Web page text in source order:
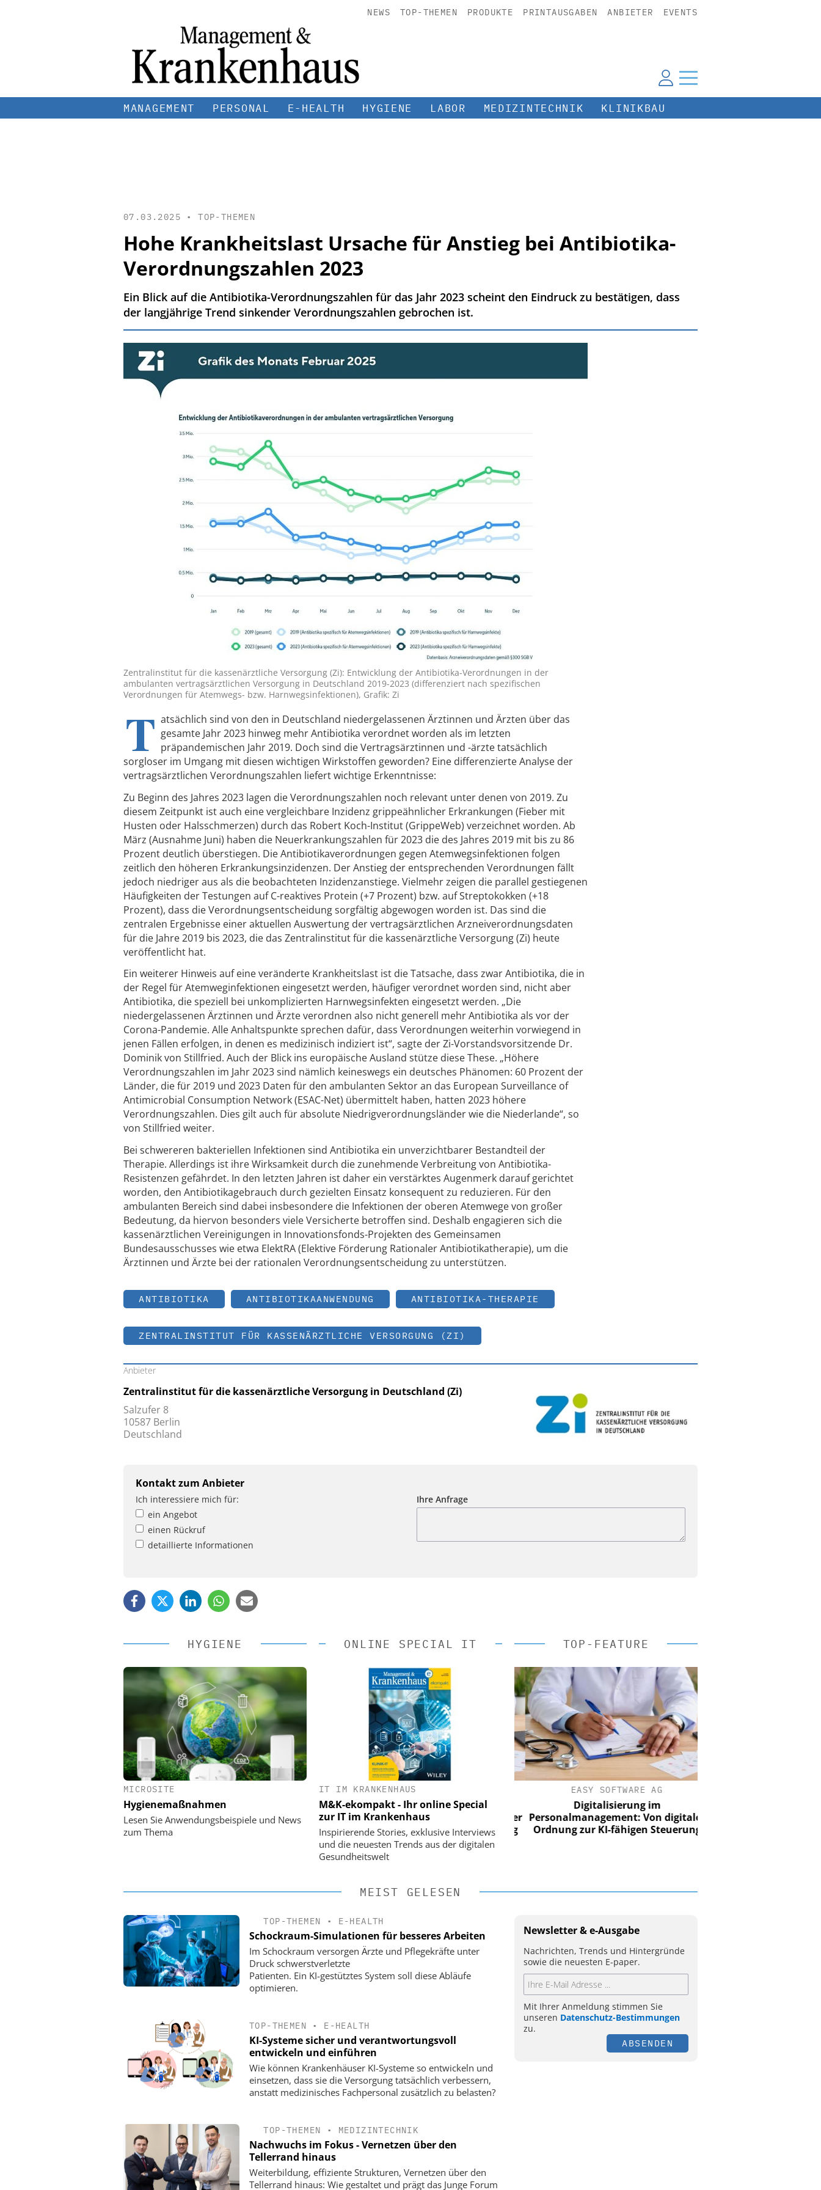
NEWS TOP-THEMEN PRODUKTE PRINTAUSGABEN ANBIETER EVENTS
MANAGEMENT PERSONAL E-HEALTH HYGIENE LABOR MEDIZINTECHNIK KLINIKBAU
07.03.2025 •TOP-THEMEN
Hohe Krankheitslast Ursache für Anstieg bei Antibiotika-
Verordnungszahlen 2023
Ein Blick auf die Antibiotika-Verordnungszahlen für das Jahr 2023 scheint den Eindruck zu bestätigen, dass
der langjährige Trend sinkender Verordnungszahlen gebrochen ist.
Zentralinstitut für die kassenärztliche Versorgung (Zi): Entwicklung der Antibiotika-Verordnungen in der
ambulanten vertragsärztlichen Versorgung in Deutschland 2019-2023 (differenziert nach spezifischen
Verordnungen für Atemwegs- bzw. Harnwegsinfektionen), Grafik: Zi
T atsächlich sind von den in Deutschland niedergelassenen Ärztinnen und Ärzten über das
gesamte Jahr 2023 hinweg mehr Antibiotika verordnet worden als im letzten
präpandemischen Jahr 2019. Doch sind die Vertragsärztinnen und -ärzte tatsächlich
sorgloser im Umgang mit diesen wichtigen Wirkstoffen geworden? Eine differenzierte Analyse der
vertragsärztlichen Verordnungszahlen liefert wichtige Erkenntnisse:
Zu Beginn des Jahres 2023 lagen die Verordnungszahlen noch relevant unter denen von 2019. Zu
diesem Zeitpunkt ist auch eine vergleichbare Inzidenz grippeähnlicher Erkrankungen (Fieber mit
Husten oder Halsschmerzen) durch das Robert Koch-Institut (GrippeWeb) verzeichnet worden. Ab
März (Ausnahme Juni) haben die Neuerkrankungszahlen für 2023 die des Jahres 2019 mit bis zu 86
Prozent deutlich überstiegen. Die Antibiotikaverordnungen gegen Atemwegsinfektionen folgen
zeitlich den höheren Erkrankungsinzidenzen. Der Anstieg der entsprechenden Verordnungen fällt
jedoch niedriger aus als die beobachteten Inzidenzanstiege. Vielmehr zeigen die parallel gestiegenen
Häufigkeiten der Testungen auf C-reaktives Protein (+7 Prozent) bzw. auf Streptokokken (+18
Prozent), dass die Verordnungsentscheidung sorgfältig abgewogen worden ist. Das sind die
zentralen Ergebnisse einer aktuellen Auswertung der vertragsärztlichen Arzneiverordnungsdaten
für die Jahre 2019 bis 2023, die das Zentralinstitut für die kassenärztliche Versorgung (Zi) heute
veröffentlicht hat.
Ein weiterer Hinweis auf eine veränderte Krankheitslast ist die Tatsache, dass zwar Antibiotika, die in
der Regel für Atemweginfektionen eingesetzt werden, häufiger verordnet worden sind, nicht aber
Antibiotika, die speziell bei unkomplizierten Harnwegsinfekten eingesetzt werden. „Die
niedergelassenen Ärztinnen und Ärzte verordnen also nicht generell mehr Antibiotika als vor der
Corona-Pandemie. Alle Anhaltspunkte sprechen dafür, dass Verordnungen weiterhin vorwiegend in
jenen Fällen erfolgen, in denen es medizinisch indiziert ist“, sagte der Zi-Vorstandsvorsitzende Dr.
Dominik von Stillfried. Auch der Blick ins europäische Ausland stütze diese These. „Höhere
Verordnungszahlen im Jahr 2023 sind nämlich keineswegs ein deutsches Phänomen: 60 Prozent der
Länder, die für 2019 und 2023 Daten für den ambulanten Sektor an das European Surveillance of
Antimicrobial Consumption Network (ESAC-Net) übermittelt haben, hatten 2023 höhere
Verordnungszahlen. Dies gilt auch für absolute Niedrigverordnungsländer wie die Niederlande“, so
von Stillfried weiter.
Bei schwereren bakteriellen Infektionen sind Antibiotika ein unverzichtbarer Bestandteil der
Therapie. Allerdings ist ihre Wirksamkeit durch die zunehmende Verbreitung von Antibiotika-
Resistenzen gefährdet. In den letzten Jahren ist daher ein verstärktes Augenmerk darauf gerichtet
worden, den Antibiotikagebrauch durch gezielten Einsatz konsequent zu reduzieren. Für den
ambulanten Bereich sind dabei insbesondere die Infektionen der oberen Atemwege von großer
Bedeutung, da hiervon besonders viele Versicherte betroffen sind. Deshalb engagieren sich die
kassenärztlichen Vereinigungen in Innovationsfonds-Projekten des Gemeinsamen
Bundesausschusses wie etwa ElektRA (Elektive Förderung Rationaler Antibiotikatherapie), um die
Ärztinnen und Ärzte bei der rationalen Verordnungsentscheidung zu unterstützen.
ANTIBIOTIKA ANTIBIOTIKAANWENDUNG ANTIBIOTIKA-THERAPIE
ZENTRALINSTITUT FÜR KASSENÄRZTLICHE VERSORGUNG (ZI)
Anbieter
Zentralinstitut für die kassenärztliche Versorgung in Deutschland (Zi)
Salzufer 8
10587 Berlin
Deutschland
Kontakt zum Anbieter
Ich interessiere mich für:
ein Angebot
einen Rückruf
detaillierte Informationen
Ihre Anfrage
HYGIENE
MICROSITE
Hygienemaßnahmen
Lesen Sie Anwendungsbeispiele und News
zum Thema
ONLINE SPECIAL IT
IT IM KRANKENHAUS
M&K-ekompakt - Ihr online Special
zur IT im Krankenhaus
Inspirierende Stories, exklusive Interviews
und die neuesten Trends aus der digitalen
Gesundheitswelt
TOP-FEATURE
Digitalisierung im
Personalmanagement: Von digitaler
Ordnung zur KI-fähigen Steuerung
EASY SOFTWARE AG
Digitalisierung im
Personalmanagement: Von digitaler
Ordnung zur KI-fähigen Steuerung
EASY SOFTWARE AG
Digitalisierung im
Personalmanagement: Von digitaler
Ordnung zur KI-fähigen Steuerung
MEIST GELESEN
TOP-THEMEN • E-HEALTH
Schockraum-Simulationen für besseres Arbeiten
Im Schockraum versorgen Ärzte und Pflegekräfte unter
Druck schwerstverletzte
Patienten. Ein KI-gestütztes System soll diese Abläufe
optimieren.
TOP-THEMEN • E-HEALTH
KI-Systeme sicher und verantwortungsvoll
entwickeln und einführen
Wie können Krankenhäuser KI-Systeme so entwickeln und
einsetzen, dass sie die Versorgung tatsächlich verbessern,
anstatt medizinisches Fachpersonal zusätzlich zu belasten?
TOP-THEMEN • MEDIZINTECHNIK
Nachwuchs im Fokus - Vernetzen über den
Tellerrand hinaus
Weiterbildung, effiziente Strukturen, Vernetzen über den
Tellerrand hinaus: Wie gestaltet und prägt das Junge Forum
Newsletter & e-Ausgabe
Nachrichten, Trends und Hintergründe
sowie die neuesten E-paper.
Mit Ihrer Anmeldung stimmen Sie
unseren Datenschutz-Bestimmungen
zu.
ABSENDEN